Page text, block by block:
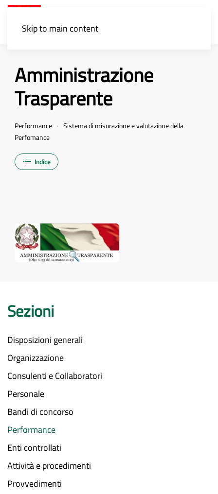
Skip to main content
Amministrazione
Trasparente
Performance
Sistema di misurazione e valutazione della
Perfomance
Indice
Sezioni
Disposizioni generali
Organizzazione
Consulenti e Collaboratori
Personale
Bandi di concorso
Performance
Enti controllati
Attività e procedimenti
Provvedimenti